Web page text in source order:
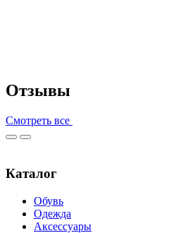
Отзывы
Смотреть все
Каталог
Обувь
Одежда
Аксессуары